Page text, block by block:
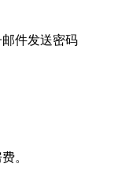
邮件发送密码
。